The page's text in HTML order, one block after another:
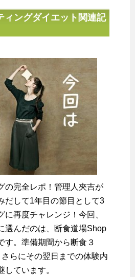
ィングダイエット関連記
の完全レポ！管理人夾吉が
だして1年目の節目として3
に再度チャレンジ！今回、
選んだのは、断食道場Shop
す。準備期間から断食３
らにその翌日までの体験内
しています。